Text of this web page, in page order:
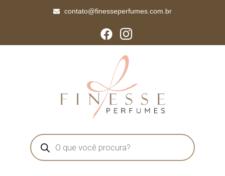
contato@finesseperfumes.com.br